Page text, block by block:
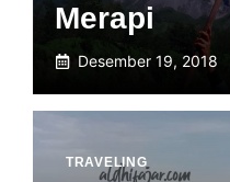
Merapi
Desember 19, 2018
TRAVELING